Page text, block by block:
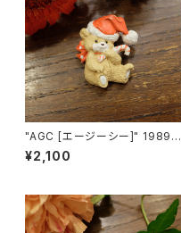
"AGC [エージーシー]" 1989年
クリスマス帽を被ったキュートな
テディベアのヴィンテージブロ
¥2,100